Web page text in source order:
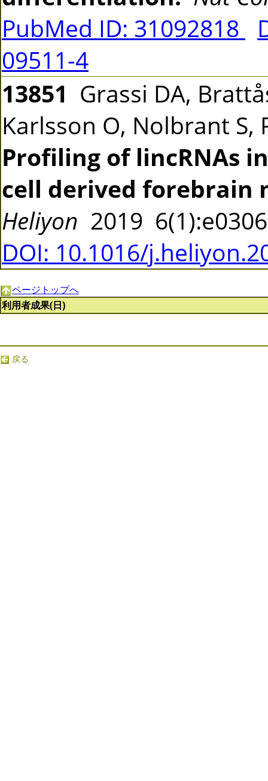
PubMed ID: 31092818
09511-4
13851 Grassi DA,
Karlsson O, Nolbrant S,
Profiling of lincRNAs
cell derived forebrain
Heliyon 2019
DOI: 10.1016/
ページトップへ
利用者成果(日)
戻る